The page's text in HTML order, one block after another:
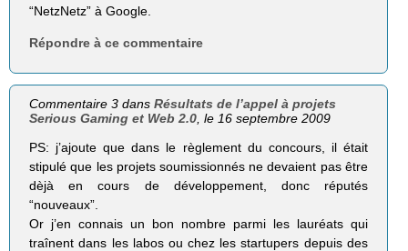
“NetzNetz” à Google.
Répondre à ce commentaire
Commentaire 3 dansRésultats de l’appel à projets
Serious Gaming et Web 2.0 , le 16 septembre 2009
PS: j’ajoute que dans le règlement du concours, il était
stipulé que les projets soumissionnés ne devaient pas être
dèjà en cours de développement, donc réputés
“nouveaux”.
Or j’en connais un bon nombre parmi les lauréats qui
traînent dans les labos ou chez les startupers depuis des